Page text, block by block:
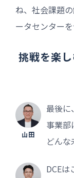
ね、社会課題
ータセンター
挑戦を楽し
山田
最後に
事業部
どん
DCE